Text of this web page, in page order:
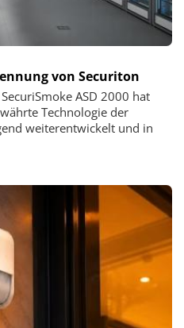
von Securiton
ASD 2000 hat
Technologie der
weiterentwickelt und in